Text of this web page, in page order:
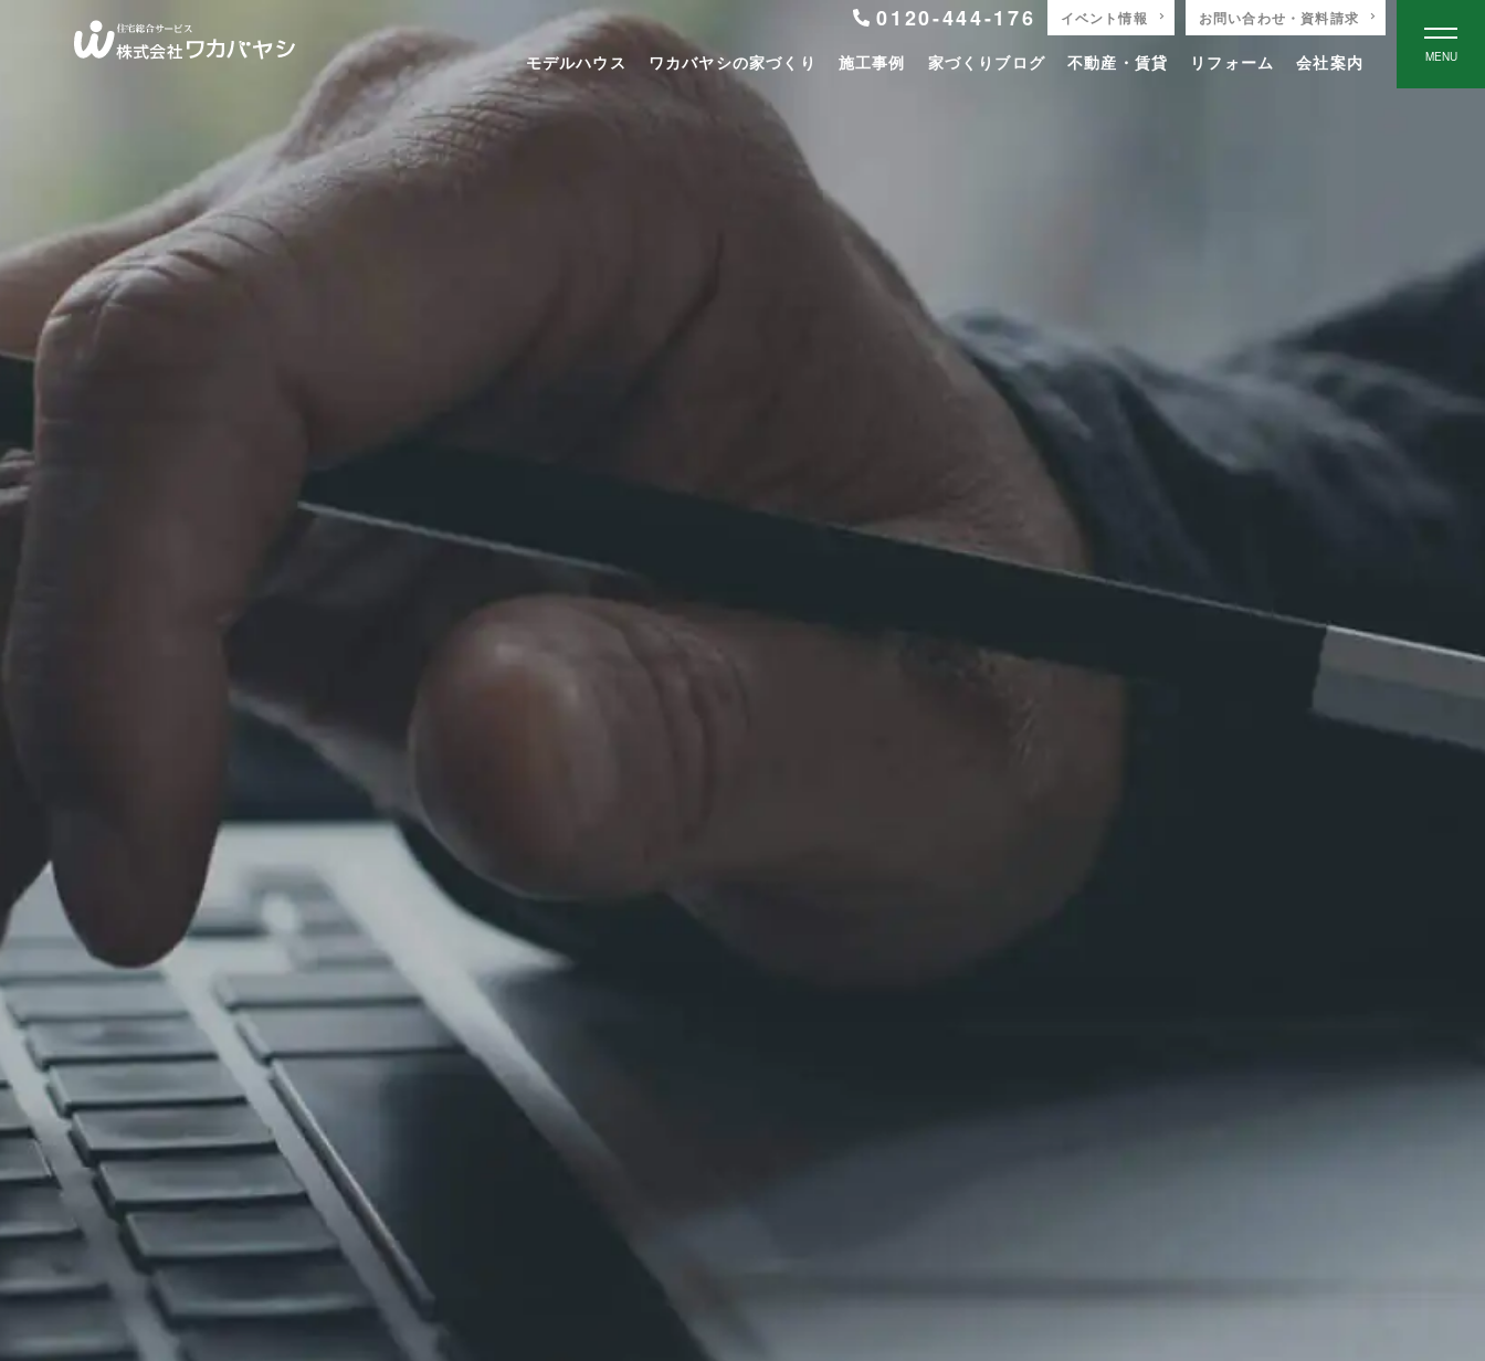
0120-444-176 イベント情報 お問い合わせ・資料請求
モデルハウス ワカバヤシの家づくり 施工事例 家づくりブログ 不動産・賃貸 リフォーム 会社案内 MENU